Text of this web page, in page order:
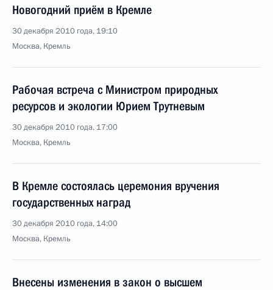
Новогодний приём в Кремле
30 декабря 2010 года, 19:10
Москва, Кремль
Рабочая встреча с Министром природных
ресурсов и экологии Юрием Трутневым
30 декабря 2010 года, 17:00
Москва, Кремль
В Кремле состоялась церемония вручения
государственных наград
30 декабря 2010 года, 14:00
Москва, Кремль
Внесены изменения в закон о высшем